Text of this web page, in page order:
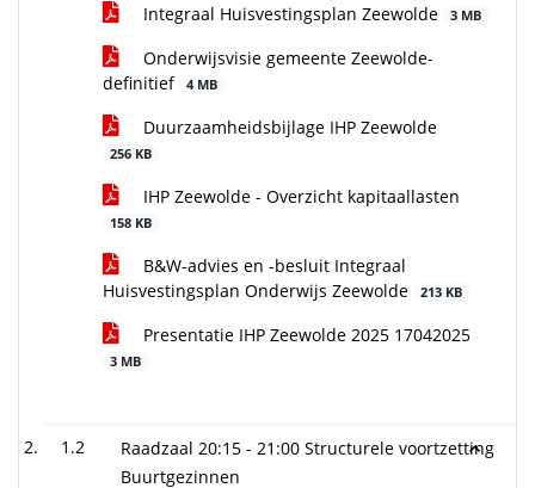
Integraal Huisvestingsplan Zeewolde 3 MB
Onderwijsvisie gemeente Zeewolde-
definitief
4 MB
Duurzaamheidsbijlage IHP Zeewolde
256 KB
IHP Zeewolde - Overzicht kapitaallasten
158 KB
B&W-advies en -besluit Integraal
Huisvestingsplan Onderwijs Zeewolde
213 KB
Presentatie IHP Zeewolde 2025 17042025
3 MB
1.2
Raadzaal 20:15 - 21:00 Structurele voortzetting
Buurtgezinnen